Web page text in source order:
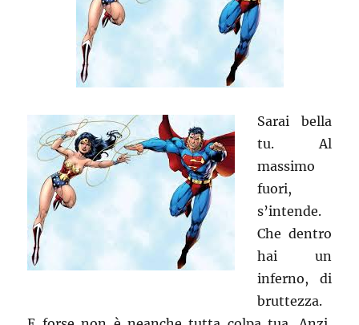
Sarai bella
tu. Al
massimo
fuori,
s’intende.
Che dentro
hai un
inferno, di
bruttezza.